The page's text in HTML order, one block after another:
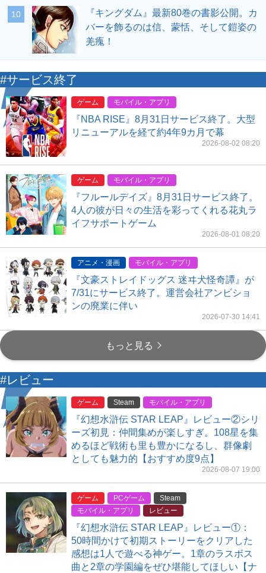
10
『キングダム』最新80巻の書影公開。カ
バーを飾るのは信、蒙恬、そして鎧姿の
羌瘣！
#サービス終了
ゲーム モバイル・アプリ
『NBA RISE』8月31日サービス終了。大型
リニューアルを経て約4年9カ月で幕
2026-08-02 08:20
ゲーム モバイル・アプリ
『フルールデイズ』8月31日サービス終了。
4人の彼が日々の生活を彩ってくれる花丸ラ
イフサポートゲーム
2026-08-01 08:20
アニメ・漫画 モバイル・アプリ
『文豪ストレイドッグス 迷ヰ犬怪奇譚』が
7/31にサービス終了。運営会社アンビショ
ンの廃業に伴い
2026-07-30 14:41
もっと見る
#レビュー
ゲーム Steam モバイル・アプリ
『幻想水滸伝 STAR LEAP』レビュー②シリ
ーズ初見：仲間集めが楽しすぎ。108星を集
めるほど戦術も里も豊かになるし、群像劇
としても魅力的【おすすめ度9点】
2026-08-07 19:00
ゲーム PCゲーム
Steam
モバイル・アプリ
レビュー
『幻想水滸伝 STAR LEAP』レビュー①：
50時間かけて初期ストーリーをクリアした
感想は1人で遊べる神ゲー。1章のラスボス
曲と2章の学園編をぜひ堪能してほしい【ナ